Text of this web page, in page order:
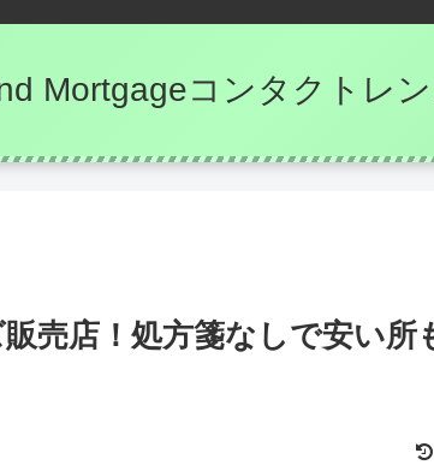
Mortgageコンタクトレ
売店！処方箋なしで安い所